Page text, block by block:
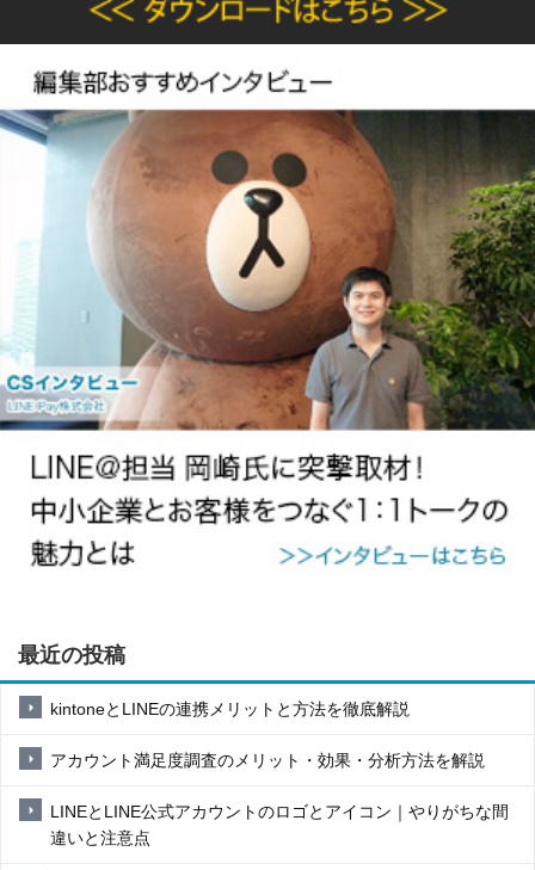
最近の投稿
kintoneとLINEの連携メリットと方法を徹底解説
アカウント満足度調査のメリット・効果・分析方法を解説
LINEとLINE公式アカウントのロゴとアイコン｜やりがちな間
違いと注意点